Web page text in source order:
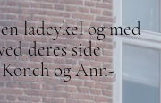
ladcykel og med
deres side
og Ann-